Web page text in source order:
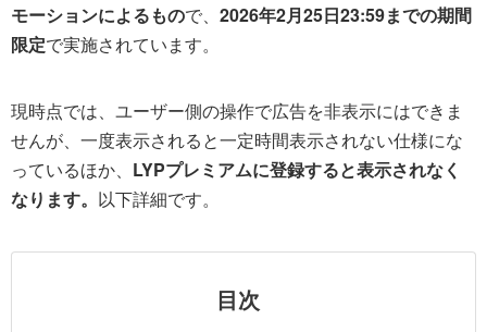
モーションによるもので、 2026年2月25日23:59までの期間
限定で実施されています。
現時点では、ユーザー側の操作で広告を非表示にはできま
せんが、一度表示されると一定時間表示されない仕様にな
っているほか、 LYPプレミアムに登録すると表示されなく
なります。 以下詳細です。
目次